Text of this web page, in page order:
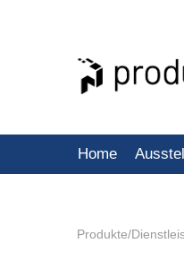
Home
Produkte/